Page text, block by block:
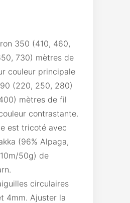
350 (410, 460,
730) mètres de
couleur principale
(220, 250, 280)
mètres de fil
contrastante.
est tricoté avec
(96% Alpaga,
50g) de
circulaires
4mm. Ajuster la